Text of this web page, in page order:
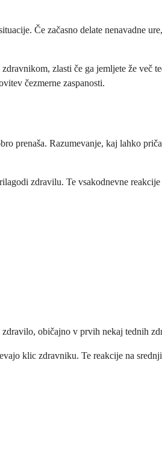
Če začasno delate nenavadne
zlasti če ga jemljete že več
čezmerne zaspanosti.
prenaša. Razumevanje, kaj lahko
zdravilu. Te vsakodnevne
zdravilo, običajno v prvih nekaj tednih
klic zdravniku. Te reakcije na